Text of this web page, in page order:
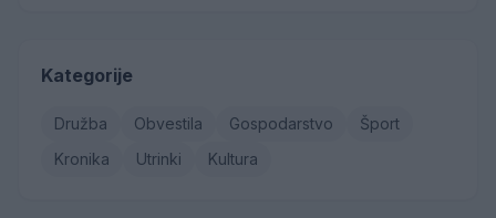
Kategorije
Družba Obvestila Gospodarstvo
Šport
Kronika
Utrinki Kultura